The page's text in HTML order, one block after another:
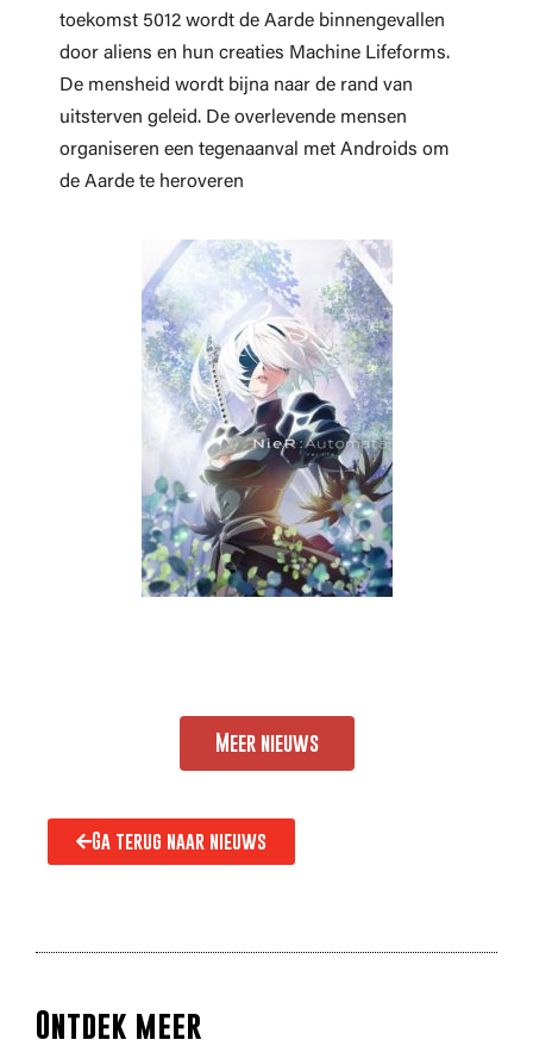
toekomst 5012 wordt de Aarde binnengevallen
door aliens en hun creaties Machine Lifeforms.
De mensheid wordt bijna naar de rand van
uitsterven geleid. De overlevende mensen
organiseren een tegenaanval met Androids om
de Aarde te heroveren
Meer nieuws
Ga terug naar nieuws
Ontdek meer